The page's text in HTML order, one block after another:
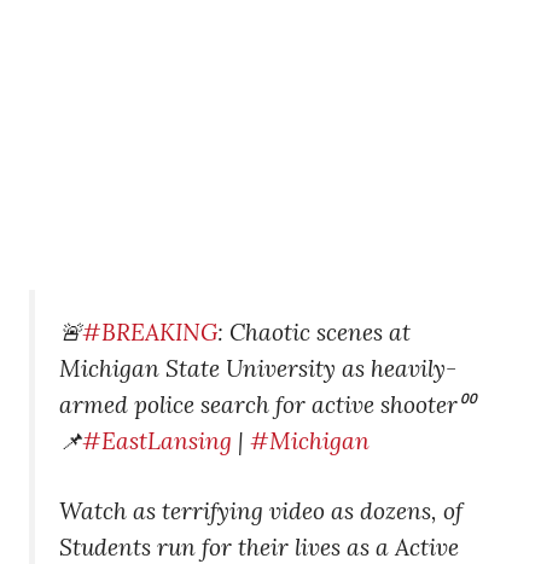
🚨#BREAKING: Chaotic scenes at
Michigan State University as heavily-
armed police search for active shooter⁰⁰
📌#EastLansing | #Michigan
Watch as terrifying video as dozens, of
Students run for their lives as a Active